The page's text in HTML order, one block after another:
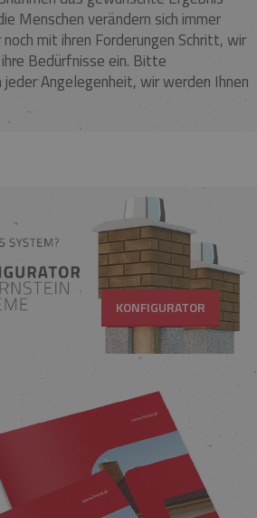
Menschen verändern sich immer
mit ihren Forderungen Schritt, wir
Bedürfnisse ein. Bitte
Angelegenheit, wir werden Ihnen
KONFIGURATOR